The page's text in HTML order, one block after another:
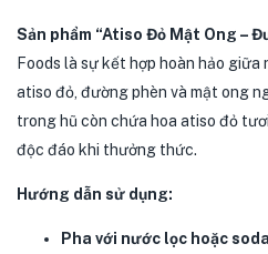
Sản phẩm “Atiso Đỏ Mật Ong –
Foods là sự kết hợp hoàn hảo
atiso đỏ, đường phèn và mật ong
trong hũ còn chứa hoa atiso đỏ
độc đáo khi thưởng thức.
Hướng dẫn sử dụng:
Pha với nước lọc hoặc soda